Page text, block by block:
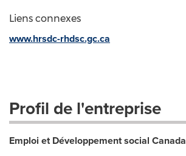
Liens connexes
www.hrsdc-rhdsc.gc.ca
Profil de l'entreprise
Emploi et Développement social Canada